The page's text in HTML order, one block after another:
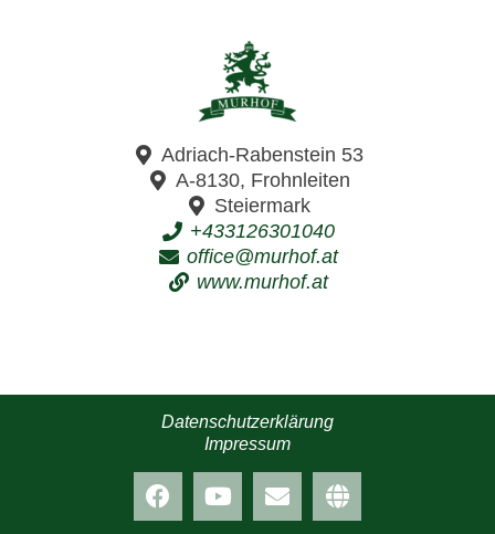
Adriach-Rabenstein 53
A-8130, Frohnleiten
Steiermark
+433126301040
office@murhof.at
www.murhof.at
Datenschutzerklärung
Impressum